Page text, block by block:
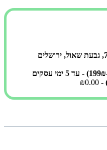
איסוף עצמי מהחנות- כנפי נשרים 7, גבעת שאול, ירושלים
משלוח עד הבית חינם (בהזמנות מ-199₪) - עד 5 ימי עסקים
- ₪0.00